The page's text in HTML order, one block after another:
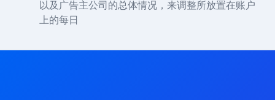
以及广告主公司的总体情况，来调整所放置在账户
上的每日